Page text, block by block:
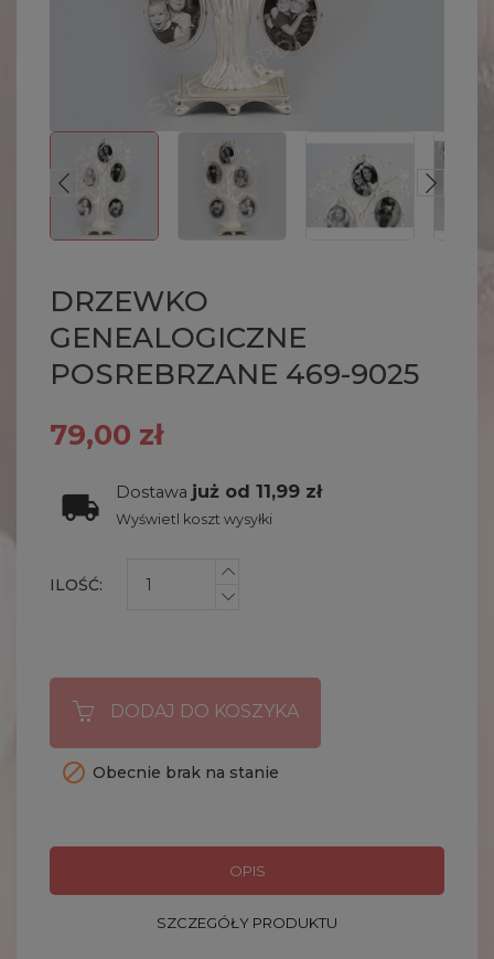
DRZEWKO
GENEALOGICZNE
POSREBRZANE 469-9025
79,00 zł
Dostawa już od 11,99 zł
Wyświetl koszt wysyłki
ILOŚĆ:
DODAJ DO KOSZYKA
 Obecnie brak na stanie
OPIS
SZCZEGÓŁY PRODUKTU